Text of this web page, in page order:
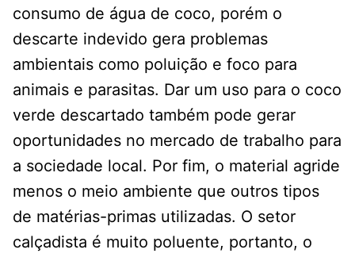
consumo de água de coco, porém o
descarte indevido gera problemas
ambientais como poluição e foco para
animais e parasitas. Dar um uso para o coco
verde descartado também pode gerar
oportunidades no mercado de trabalho para
a sociedade local. Por fim, o material agride
menos o meio ambiente que outros tipos
de matérias-primas utilizadas. O setor
calçadista é muito poluente, portanto, o